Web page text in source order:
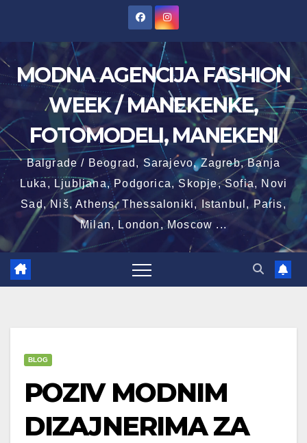
content
MODNA AGENCIJA FASHION
WEEK / MANEKENKE,
FOTOMODELI, MANEKENI
Balgrade / Beograd, Sarajevo, Zagreb, Banja
Luka, Ljubljana, Podgorica, Skopje, Sofia, Novi
Sad, Niš, Athens, Thessaloniki, Istanbul, Paris,
Milan, London, Moscow ...
BLOG
POZIV MODNIM
DIZAJNERIMA ZA